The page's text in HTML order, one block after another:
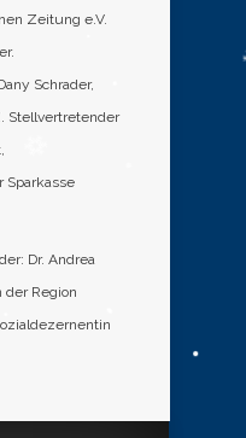
Zeitung e.V.
Schrader,
Stellvertretender
Sparkasse
Dr. Andrea
der Region